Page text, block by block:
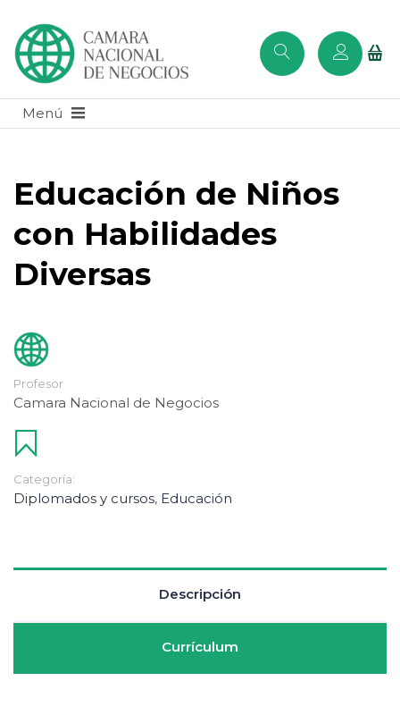
Educación de Niños
con Habilidades
Diversas
Profesor
Camara Nacional de Negocios
Categoría:
Diplomados y cursos, Educación
Descripción
Currículum